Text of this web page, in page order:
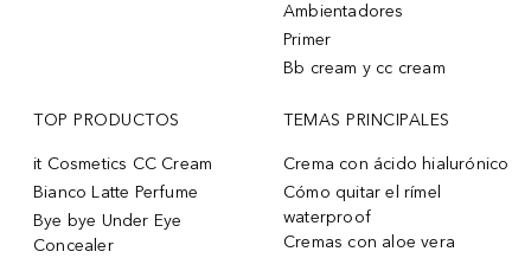
Ambientadores
Primer
Bb cream y cc cream
TOP PRODUCTOS
it Cosmetics CC Cream
Bianco Latte Perfume
Bye bye Under Eye
Concealer
TEMAS PRINCIPALES
Crema con ácido hialurónico
Cómo quitar el rímel
waterproof
Cremas con aloe vera